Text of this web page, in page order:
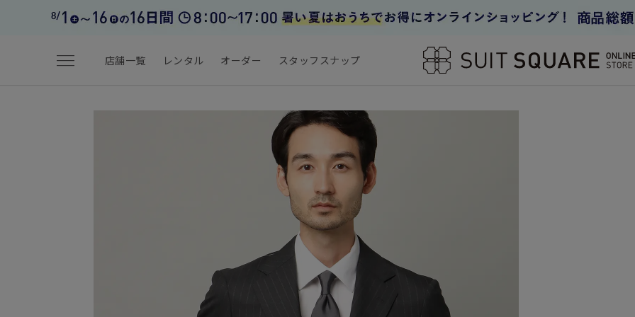
menu 店舗一覧 レンタル オーダー スタッフスナップ